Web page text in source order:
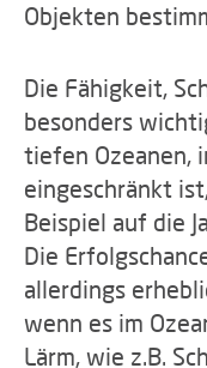
Objekten
Die Fähigkeit,
besonders
tiefen Ozeanen,
eingeschränkt
Beispiel auf die
Die
allerdings
wenn es im
Lärm, wie z.B.